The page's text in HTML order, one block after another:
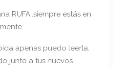
RUFA..siempre estás en
apenas puedo leerla.
junto a tus nuevos